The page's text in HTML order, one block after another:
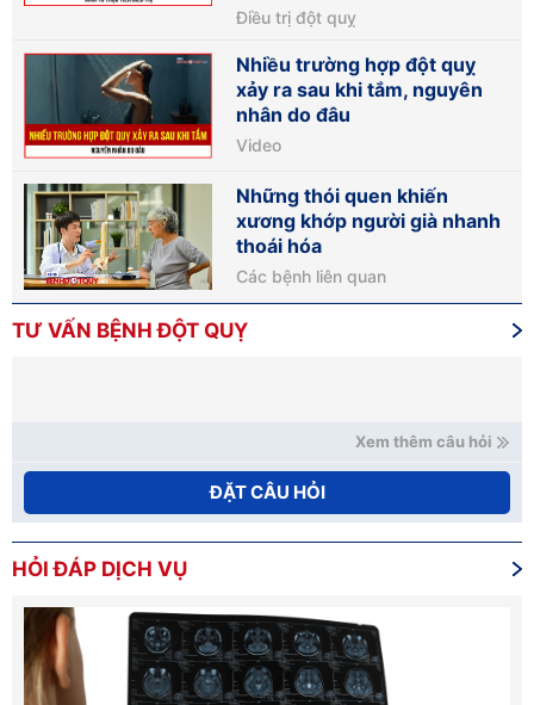
Điều trị đột quỵ
Nhiều trường hợp đột quỵ
xảy ra sau khi tắm, nguyên
nhân do đâu
Video
Những thói quen khiến
xương khớp người già nhanh
thoái hóa
Các bệnh liên quan
TƯ VẤN BỆNH ĐỘT QUỴ
Xem thêm câu hỏi
ĐẶT CÂU HỎI
HỎI ĐÁP DỊCH VỤ